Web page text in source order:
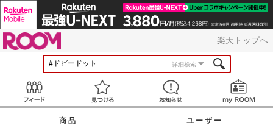
楽天トップへ
詳細検索
見つける お知らせ
商品 ユーザー